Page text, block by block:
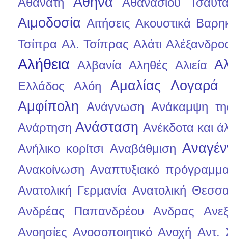
Αιμοδοσία Αιτήσεις Ακουστικά
Τσίπρα Αλ. Τσίπρας Αλάτι
Αλήθεια Αλβανία Αληθές Αλιεία
Ελλάδος Αλόη
Αμαλίας Λογαρά
Αμφίπολη
Ανάγνωση Ανάκαμψη
Ανάρτηση Ανάσταση Ανέκδοτα και
Ανήλικο κορίτσι Αναβάθμιση
Ανακοίνωση Αναπτυξιακό
Ανατολική Γερμανία Ανατολική
Ανδρέας Παπανδρέου
Ανδρας
Ανοησίες Ανοσοποιητικό Ανοχή Αντ.